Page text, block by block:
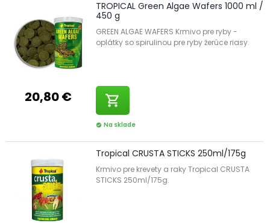
20,80 €
TROPICAL Green Algae Wafers 1000 ml /
450 g
GREEN ALGAE WAFERS Krmivo pre ryby -
oplátky so spirulinou pre ryby žerúce riasy.
shopping_cart
check_circle Na sklade
Tropical CRUSTA STICKS 250ml/175g
Krmivo pre krevety a raky Tropical CRUSTA
STICKS 250ml/175g.